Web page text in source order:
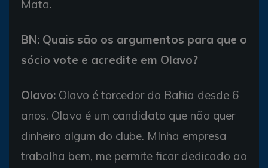
Mata.
BN: Quais são os argumentos para que o
sócio vote e acredite em Olavo?
Olavo: Olavo é torcedor do Bahia desde 6
anos. Olavo é um candidato que não quer
dinheiro algum do clube. MInha empresa
trabalha bem, me permite ficar dedicado ao